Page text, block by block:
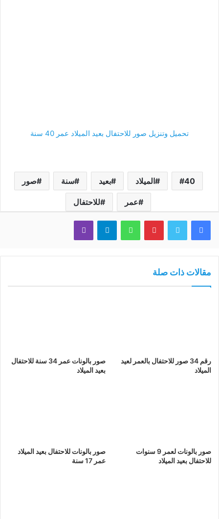
تحميل وتنزيل صور للاحتفال بعيد الميلاد عمر 40 سنة
40 الميلاد بعيد سنة صور
عمر للاحتفال
فيسبوك تويتر بينتيريستواتساب تيلقرام ڤايبر
مقالات ذات صلة
رقم 34 صور للاحتفال بالعمر لعيد
الميلاد
صور بالونات عمر 34 سنة للاحتفال
بعيد الميلاد
صور بالونات لعمر 9 سنوات
للاحتفال بعيد الميلاد
صور بالونات للاحتفال بعيد الميلاد
عمر 17 سنة